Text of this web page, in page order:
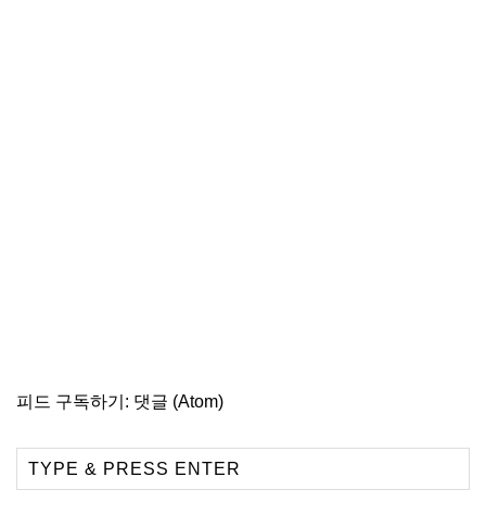
피드 구독하기: 댓글 (Atom)